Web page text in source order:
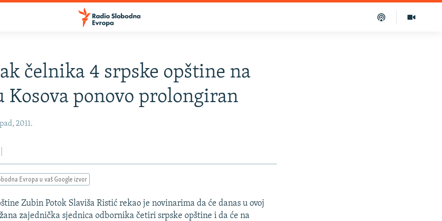
čelnika 4 srpske opštine na
Kosova ponovo prolongiran
2011.
Evropa u vaš Google izvor
Zubin Potok Slaviša Ristić rekao je novinarima da će danas u ovoj
zajednička sjednica odbornika četiri srpske opštine i da će na